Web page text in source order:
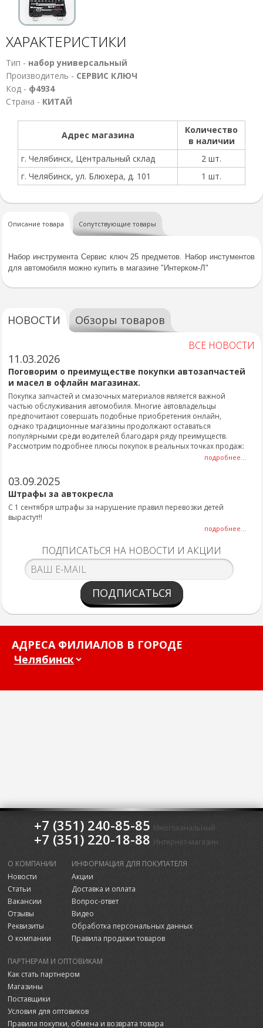
ХАРАКТЕРИСТИКИ
Тип - набор универсальный
Производитель - СЕРВИС КЛЮЧ
Код - ф4934
Страна - КИТАЙ
Адрес магазина
Количество
в наличии
г. Челябинск, Центральный склад
2 шт.
г. Челябинск, ул. Блюхера, д. 101
1 шт.
Описание товара Сопутствующие товары
Набор инструмента Сервис ключ 25 предметов. Набор инстументов
для автомобиля можно купить в магазине "Интерком-Л"
НОВОСТИ Обзоры товаров
ВСЕ НОВОСТИ
11.03.2026
Поговорим о преимуществе покупки автозапчастей
и масел в офлайн магазинах.
Покупка запчастей и смазочных материалов является важной
частью обслуживания автомобиля. Многие автовладельцы
предпочитают совершать подобные приобретения онлайн,
однако традиционные магазины продолжают оставаться
популярными среди водителей благодаря ряду преимуществ.
Рассмотрим подробнее плюсы покупок в реальных точках продаж:
подробнее...
03.09.2025
Штрафы за автокресла
С 1 сентября штрафы за нарушение правил перевозки детей
вырастут!!
подробнее...
ПОДПИСАТЬСЯ НА НОВОСТИ И АКЦИИ
ПОДПИСАТЬСЯ
АДРЕСА ФИЛИАЛОВ В ГОРОДЕ
+7 (351) 240-85-85 Многоканальный
+7 (351) 220-18-88 Интернет-магазин
О КОМПАНИИ
Новости
Статьи
Вакансии
Отзывы
Реквизиты
О компании
ИНФОРМАЦИЯ ДЛЯ ПОКУПАТЕЛЯ
Акции
Доставка и оплата
Вопрос-ответ
Видео
Обработка персональных данных
Правила продажи товаров
ПАРТНЕРАМ И ОПТОВИКАМ
Как стать партнером
Магазины
Поставщики
Условия для оптовиков
Правила покупки, обмена и возврата товара